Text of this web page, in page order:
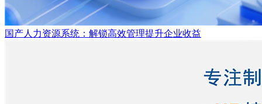
国产人力资源系统：解锁高效管理提升企业收益